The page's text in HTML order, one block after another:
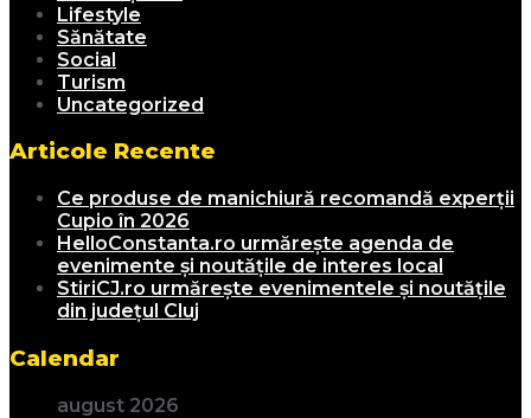
Lifestyle
Sănătate
Social
Turism
Uncategorized
Articole Recente
Ce produse de manichiură recomandă experții
Cupio în 2026
HelloConstanta.ro urmărește agenda de
evenimente și noutățile de interes local
StiriCJ.ro urmărește evenimentele și noutățile
din județul Cluj
Calendar
august 2026